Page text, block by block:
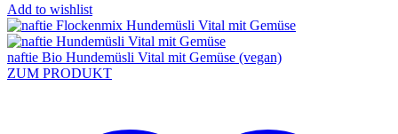
Add to wishlist
naftie Bio Hundemüsli Vital mit Gemüse (vegan)
ZUM PRODUKT